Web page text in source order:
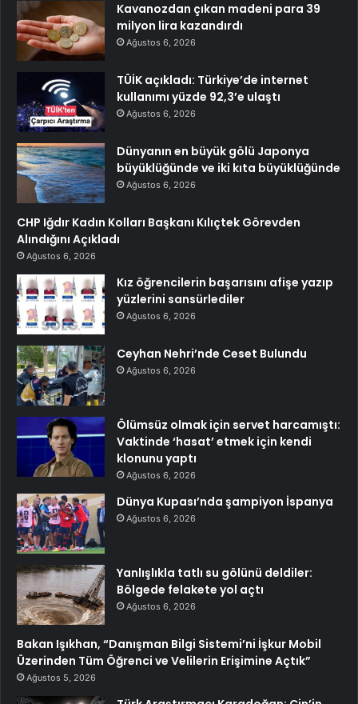
Kavanozdan çıkan madeni para 39
milyon lira kazandırdı
Ağustos 6, 2026
TÜİK açıkladı: Türkiye’de internet
kullanımı yüzde 92,3’e ulaştı
Ağustos 6, 2026
Dünyanın en büyük gölü Japonya
büyüklüğünde ve iki kıta büyüklüğünde
Ağustos 6, 2026
CHP Iğdır Kadın Kolları Başkanı Kılıçtek Görevden
Alındığını Açıkladı
Ağustos 6, 2026
Kız öğrencilerin başarısını afişe yazıp
yüzlerini sansürlediler
Ağustos 6, 2026
Ceyhan Nehri’nde Ceset Bulundu
Ağustos 6, 2026
Ölümsüz olmak için servet harcamıştı:
Vaktinde ‘hasat’ etmek için kendi
klonunu yaptı
Ağustos 6, 2026
Dünya Kupası’nda şampiyon İspanya
Ağustos 6, 2026
Yanlışlıkla tatlı su gölünü deldiler:
Bölgede felakete yol açtı
Ağustos 6, 2026
Bakan Işıkhan, “Danışman Bilgi Sistemi’ni İşkur Mobil
Üzerinden Tüm Öğrenci ve Velilerin Erişimine Açtık”
Ağustos 5, 2026